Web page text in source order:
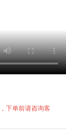
下单前请咨询客